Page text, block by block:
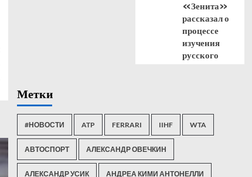
«Зенита»
рассказал о
процессе
изучения
русского
Метки
#НОВОСТИ ATP FERRARI IIHF WTA
АВТОСПОРТ АЛЕКСАНДР ОВЕЧКИН
АЛЕКСАНДР УСИК АНДРЕА КИМИ АНТОНЕЛЛИ